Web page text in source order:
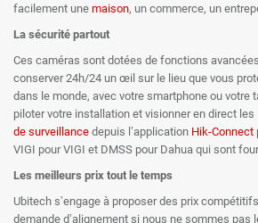
facilement une maison, un commerce, un
La sécurité partout
Ces caméras sont dotées de fonctions
conserver 24h/24 un œil sur le lieu que vous
dans le monde, avec votre smartphone ou votre
piloter votre installation et visionner en direct les
de surveillance depuis l’application Hik-Connect
VIGI pour VIGI et DMSS pour Dahua qui sont
Les meilleurs prix tout le temps
Ubitech s’engage à proposer des prix
demande d’alignement si nous ne sommes pas